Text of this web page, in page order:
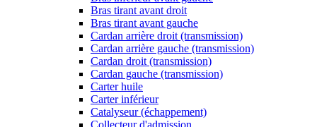
Bras tirant avant droit
Bras tirant avant gauche
Cardan arrière droit (transmission)
Cardan arrière gauche (transmission)
Cardan droit (transmission)
Cardan gauche (transmission)
Carter huile
Carter inférieur
Catalyseur (échappement)
Collecteur d'admission